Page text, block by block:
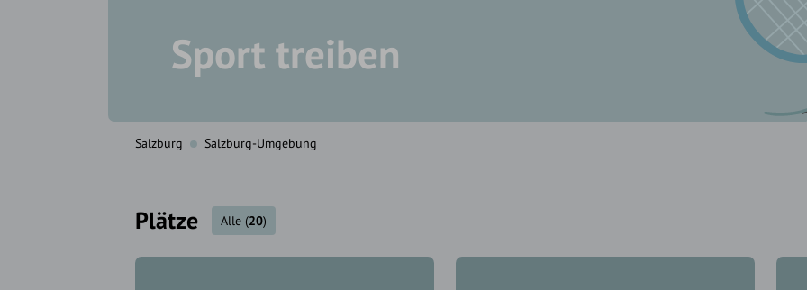
Sport treiben
Salzburg Salzburg-Umgebung
Plätze Alle (20)